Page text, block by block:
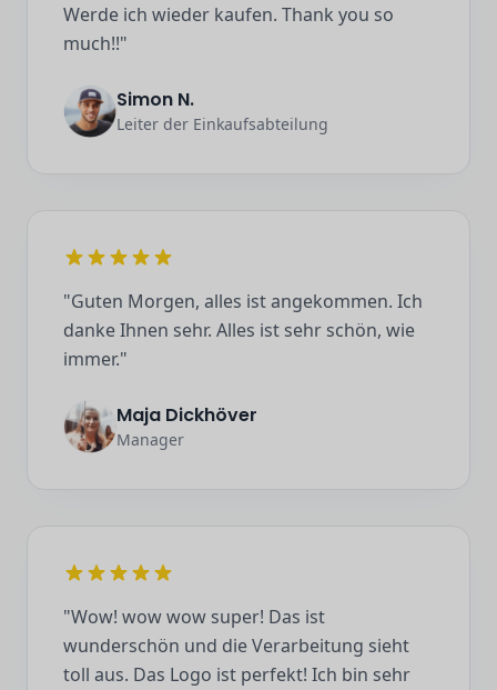
Werde ich wieder kaufen. Thank you so
much!!"
Simon N.
Leiter der Einkaufsabteilung
"Guten Morgen, alles ist angekommen. Ich
danke Ihnen sehr. Alles ist sehr schön, wie
immer."
Maja Dickhöver
Manager
"Wow! wow wow super! Das ist
wunderschön und die Verarbeitung sieht
toll aus. Das Logo ist perfekt! Ich bin sehr